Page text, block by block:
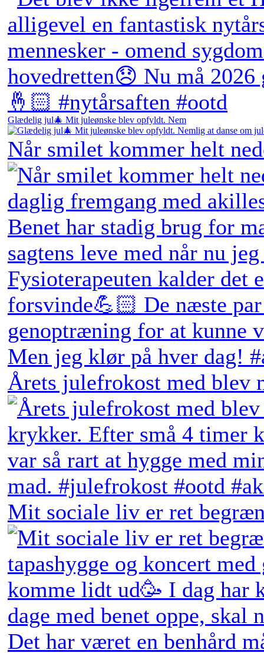
Glædelig jul🎄 Mit juleønske blev opfyldt. Nem
Når smilet kommer helt
Årets julefrokost med blev
Mit sociale liv er ret
Det har været en benhård